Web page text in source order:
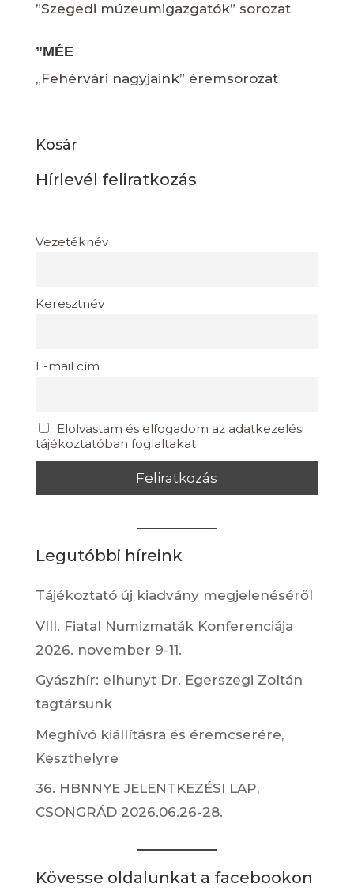
”Szegedi múzeumigazgatók” sorozat
”MÉE
„Fehérvári nagyjaink” éremsorozat
Kosár
Hírlevél feliratkozás
Vezetéknév
Keresztnév
E-mail cím
Elolvastam és elfogadom az adatkezelési
tájékoztatóban foglaltakat
Legutóbbi híreink
Tájékoztató új kiadvány megjelenéséről
VIII. Fiatal Numizmaták Konferenciája
2026. november 9-11.
Gyászhír: elhunyt Dr. Egerszegi Zoltán
tagtársunk
Meghívó kiállításra és éremcserére,
Keszthelyre
36. HBNNYE JELENTKEZÉSI LAP,
CSONGRÁD 2026.06.26-28.
Kövesse oldalunkat a facebookon